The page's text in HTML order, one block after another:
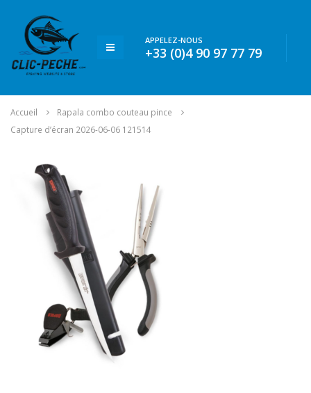
APPELEZ-NOUS
+33 (0)4 90 97 77 79
Accueil
Rapala combo couteau pince
Capture d’écran 2026-06-06 121514